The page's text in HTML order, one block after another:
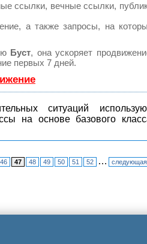
ссылки, вечные ссылки,
а также запросы, на
Буст, она ускоряет
первых 7 дней.
ситуаций
на основе базового
46 47 48 49 50 51 52 … следующая